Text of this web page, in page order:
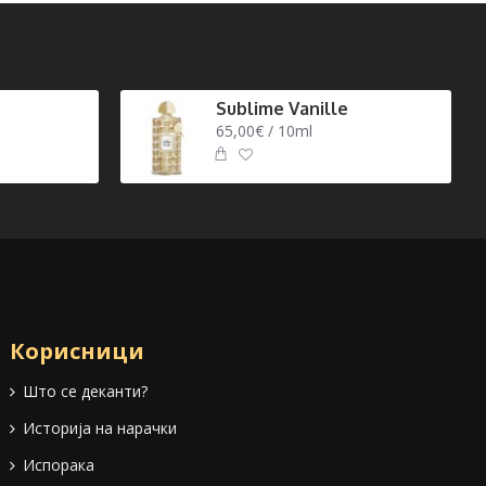
Sublime Vanille
65,00€ / 10ml
Корисници
Што се деканти?
Историја на нарачки
Испорака